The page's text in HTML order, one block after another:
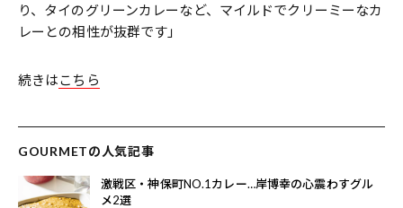
り、タイのグリーンカレーなど、マイルドでクリーミーなカ
レーとの相性が抜群です」
続きはこちら
GOURMETの人気記事
激戦区・神保町NO.1カレー…岸博幸の心震わすグル
メ2選